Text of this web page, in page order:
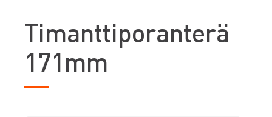
Timanttiporanterä
171mm